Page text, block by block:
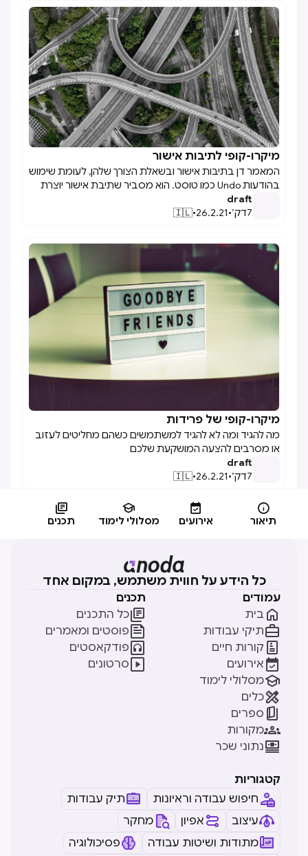

מיקרו-קופי לתיבות אישור
המאמר דן בתיבות אישור ובשאלת הצורך שלהן, לעומת שימוש
בהודעות Undo כמו טוסט. הוא מסביר שתיבת אישור יוצרת
חיכוך מכוון כדי לוודא בחירות קריטיות, אך במקרים מסוימים
עדיף לתת אפשרות ביטול פשוטה לאחר פעולה. לדוגמה,
מתאים בכל אחד מהכלים.
draft
7דק׳•
26.2.21
•
🇮🇱

מיקרו-קופי של פרידות
מה להגיד ומה לא להגיד למשתמשים כשהם מחליטים לעזוב
או מסרבים להצעה המושקעת שלכם
draft
7דק׳•
26.2.21
•
🇮🇱

תיאור

אירועים

מסלולי לימוד

תכנים
כל הידע על חווית משתמש, במקום אחד
עמודים
בית 
תיקי עבודות
קורות חיים 
אירועים 
מסלולי לימוד
כלים
ספרים 
מקורות
נתוני שכר
תכנים
כל התכנים
פוסטים ומאמרים
פודקאסטים
סרטונים
קטגוריות
חיפוש עבודה וראיונות
תיק עבודות
עיצוב
אפיון
מחקר
מתודות ושיטות עבודה
פסיכולוגיה